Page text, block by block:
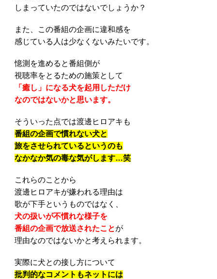
しまっていたのではないでしょうか？
また、この番組の企画に違和感を
感じている人は少なくないみたいです。
憶測を進めると番組側が
視聴率をとるための施策として
「癒し」になる犬を起用しただけ
なのではないかと思います。
そういった点では渡邊ヒロアキも
番組の企画で慣れない犬と
旅をさせられているというのも
なかなか気の毒な気がします…笑
これらのことから
渡邊ヒロアキが嫌われる理由は
歌が下手というものではなく、
犬の扱いが不慣れな様子を
番組の企画で放送されたことが
理由なのではないかと考えられます。
実際に犬との接し方について
批判的なコメントもネットには